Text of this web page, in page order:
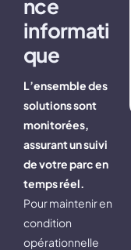
Actualités
nce
informati
que
L’ensemble des
solutions sont
monitorées,
assurant un suivi
de votre parc en
temps réel.
Pour maintenir en
condition
opérationnelle